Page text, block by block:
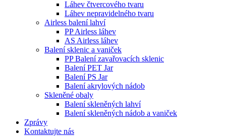
Láhev čtvercového tvaru
Láhev nepravidelného tvaru
Airless balení lahví
PP Airless láhev
AS Airless láhev
Balení sklenic a vaniček
PP Balení zavařovacích sklenic
Balení PET Jar
Balení PS Jar
Balení akrylových nádob
Skleněné obaly
Balení skleněných lahví
Balení skleněných nádob a vaniček
Zprávy
Kontaktujte nás